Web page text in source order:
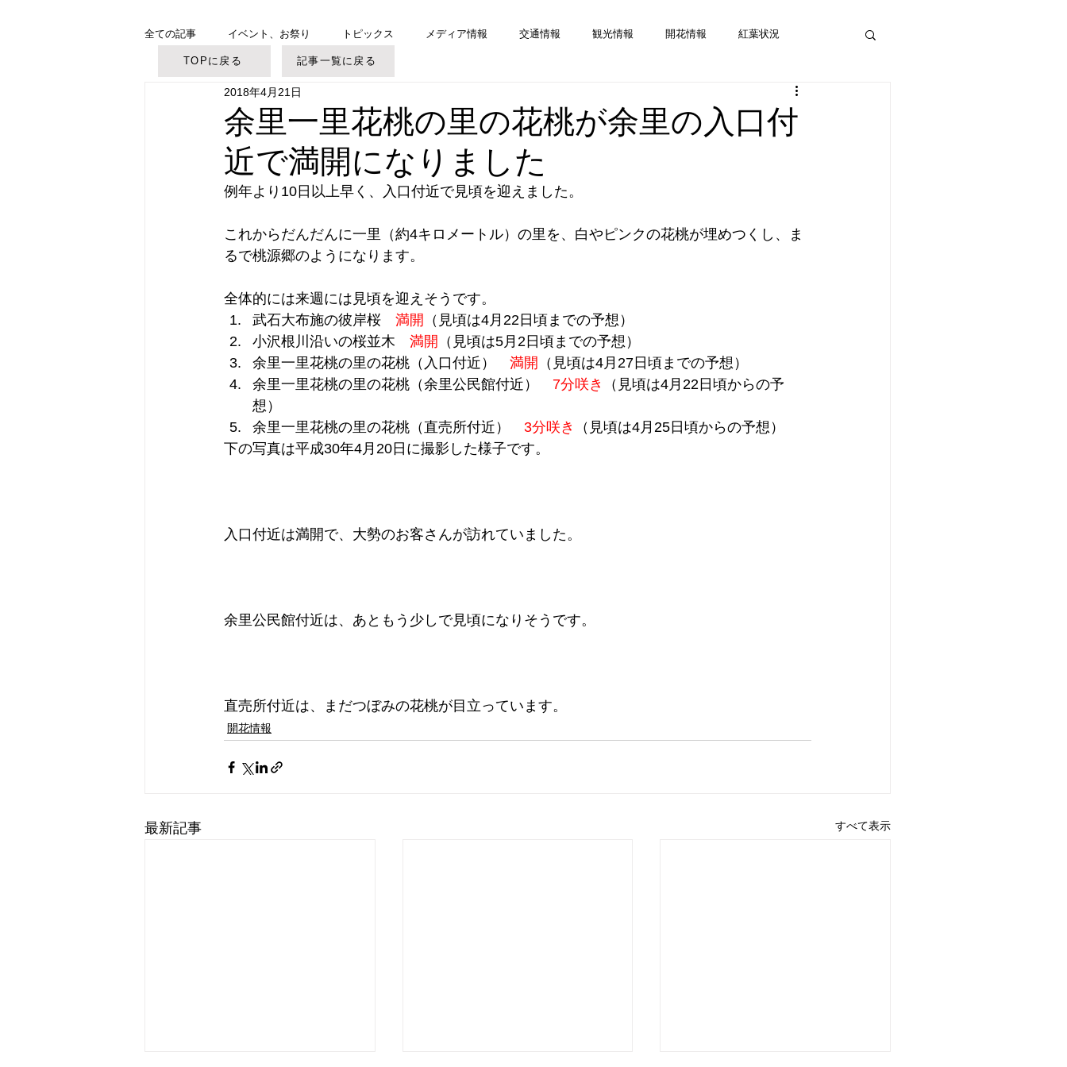
全ての記事 イベント、お祭り トピックス メディア情報 交通情報 観光情報 開花情報 紅葉状況
美ヶ原高原 御柱大祭
余里一里花桃の里の花桃が余里の入口付
近で満開になりました
2018年4月21日
例年より10日以上早く、入口付近で見頃を迎えました。
これからだんだんに一里（約4キロメートル）の里を、白やピンクの花桃が埋めつくし、ま
るで桃源郷のようになります。
全体的には来週には見頃を迎えそうです。
武石大布施の彼岸桜 満開 （見頃は4月22日頃までの予想）
小沢根川沿いの桜並木 満開 （見頃は5月2日頃までの予想）
余里一里花桃の里の花桃（入口付近） 満開 （見頃は4月27日頃までの予想）
余里一里花桃の里の花桃（余里公民館付近） 7分咲き
（見頃は4月22日頃からの予
想）
余里一里花桃の里の花桃（直売所付近） 3分咲き
（見頃は4月25日頃からの予想）
下の写真は平成30年4月20日に撮影した様子です。
入口付近は満開で、大勢のお客さんが訪れていました。
余里公民館付近は、あともう少しで見頃になりそうです。
直売所付近は、まだつぼみの花桃が目立っています。
開花情報
最新記事 すべて表示
TOPに戻る 記事一覧に戻る